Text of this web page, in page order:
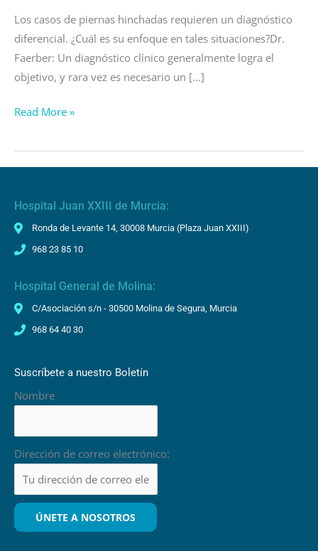
Los casos de piernas hinchadas requieren un diagnóstico
diferencial. ¿Cuál es su enfoque en tales situaciones?Dr.
Faerber: Un diagnóstico clínico generalmente logra el
objetivo, y rara vez es necesario un […]
Read More »
Hospital Juan XXIII de Murcia:
Ronda de Levante 14, 30008 Murcia (Plaza Juan XXIII)
968 23 85 10
Hospital General de Molina:
C/Asociación s/n - 30500 Molina de Segura, Murcia
968 64 40 30
Suscríbete a nuestro Boletín
Nombre
Dirección de correo electrónico: